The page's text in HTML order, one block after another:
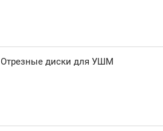
Отрезные диски для УШМ